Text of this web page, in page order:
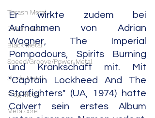
Thrash Metal
Death Metal
Black Metal
Speed/Groove/Power-Metal
Slude Metal
Prog Metal
Metalcore
Er wirkte zudem bei
Aufnahmen von Adrian
Wagner, The Imperial
Pompadours, Spirits Burning
und Krankschaft mit. Mit
"Captain Lockheed And The
Starfighters" (UA, 1974) hatte
Calvert sein erstes Album